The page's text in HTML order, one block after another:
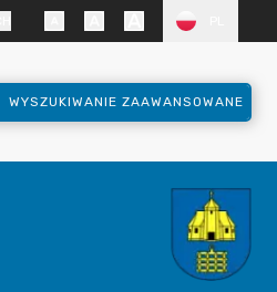
WYSZUKIWANIE ZAAWANSOWANE